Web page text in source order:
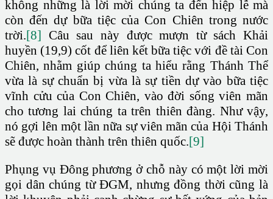
không những là lời mời chúng ta đến hiệp lễ mà
còn đến dự bữa tiệc của Con Chiên trong nước
trời.[8] Câu sau này được mượn từ sách Khải
huyền (19,9) cốt để liên kết bữa tiệc với đề tài Con
Chiên, nhằm giúp chúng ta hiểu rằng Thánh Thể
vừa là sự chuẩn bị vừa là sự tiền dự vào bữa tiệc
vĩnh cửu của Con Chiên, vào đời sống viên mãn
cho tương lai chúng ta trên thiên đàng. Như vậy,
nó gợi lên một lần nữa sự viên mãn của Hội Thánh
sẽ được hoàn thành trên thiên quốc.[9]
Phụng vụ Đông phương ở chỗ này có một lời mời
gọi dân chúng từ ĐGM, nhưng đồng thời cũng là